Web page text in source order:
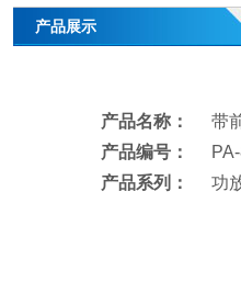
产品展示
产品名称：
带
产品编号：
产品系列：
功